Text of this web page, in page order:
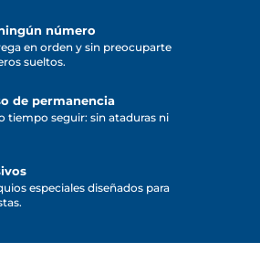
número
en orden y sin preocuparte
sueltos.
de permanencia
tiempo seguir: sin ataduras ni
especiales diseñados para